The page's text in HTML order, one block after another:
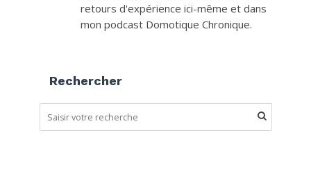
retours d'expérience ici-même et dans
mon podcast Domotique Chronique.
Rechercher